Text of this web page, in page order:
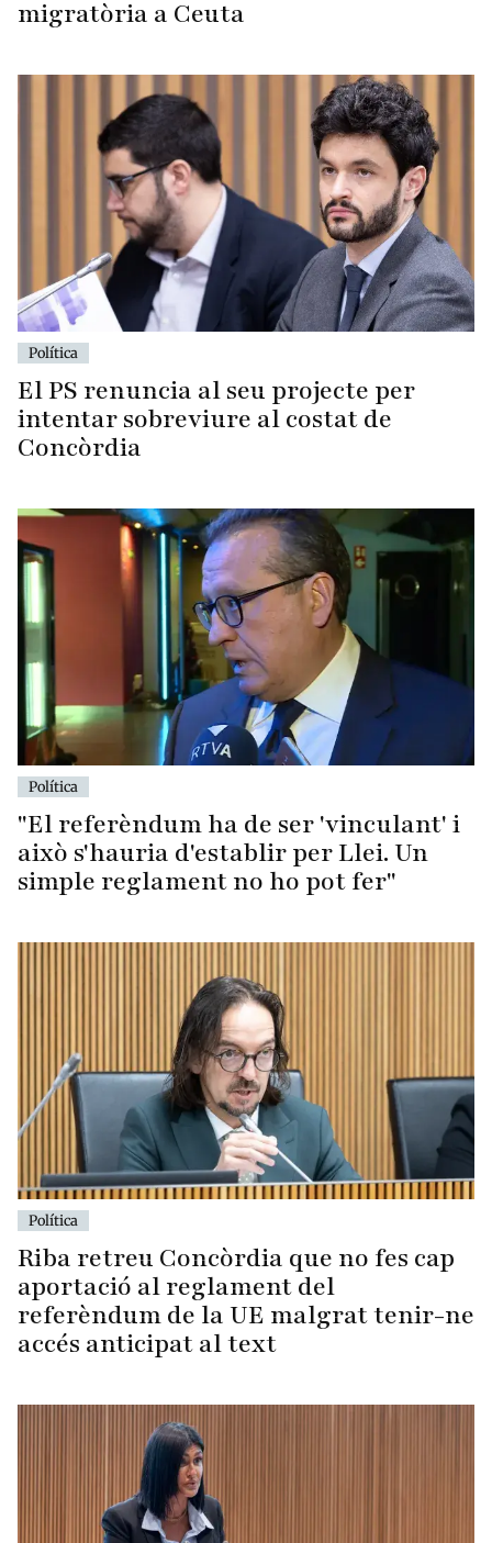
Política
El PS renuncia al seu projecte per
intentar sobreviure al costat de
Concòrdia
Política
"El referèndum ha de ser 'vinculant' i
això s'hauria d'establir per Llei. Un
simple reglament no ho pot fer"
Política
Riba retreu Concòrdia que no fes cap
aportació al reglament del
referèndum de la UE malgrat tenir-ne
accés anticipat al text